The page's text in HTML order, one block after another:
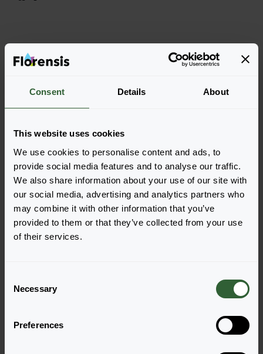
Consent Details About
This website uses cookies
We use cookies to personalise content and ads, to
provide social media features and to analyse our traffic.
We also share information about your use of our site with
our social media, advertising and analytics partners who
may combine it with other information that you’ve
provided to them or that they’ve collected from your use
of their services.
Necessary
Preferences
Meer karakteristieken
Bestel de Elegance
Voeg eenvoudig de producten toe aan je winkelwagen
door op een van de productvormen van de gewenste
producten te drukken. Eenmaal toegevoegd, verschijnt
je winkelwagen onderin het scherm.
Toon beschikbaarheid